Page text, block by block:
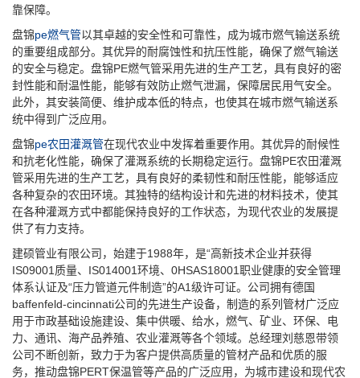
靠保障。
盘锦pe燃气管以其卓越的安全性和可靠性，成为城市燃气输送系统
的重要组成部分。其优异的耐腐蚀性和抗压性能，确保了燃气输送
的安全与稳定。盘锦PE燃气管采用先进的生产工艺，具有良好的密
封性能和耐温性能，能够有效防止燃气泄漏，保障居民用气安全。
此外，其安装简便、维护成本低的特点，也使其在城市燃气输送系
统中得到广泛应用。
盘锦pe农田灌溉管在现代农业中发挥着重要作用。其优异的耐候性
和抗老化性能，确保了灌溉系统的长期稳定运行。盘锦PE农田灌溉
管采用先进的生产工艺，具有良好的柔韧性和耐压性能，能够适应
各种复杂的农田环境。其独特的结构设计和先进的材料技术，使其
在各种灌溉方式中都能保持良好的工作状态，为现代农业的发展提
供了有力支持。
建硕管业有限公司，始建于1988年，是“高新技术企业并获得
IS09001质量、IS014001环境、0HSAS18001职业健康的安全管理
体系认证及“压力管道元件制造”的A1级许可证。公司拥有德国
baffenfeld-cincinnati公司的先进生产设备，制造的系列管材广泛应
用于市政基础设施建设、集中供暖、给水，燃气、矿业、环保、电
力、通讯、海产品养殖、农业灌溉等各个领域。总经理刘慈恩带领
公司不断创新，致力于为客户提供高质量的管材产品和优质的服
务，推动盘锦PERT保温管等产品的广泛应用，为城市建设和现代农